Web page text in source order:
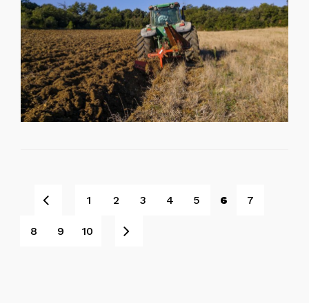
1 2 3 4 5 6 7
8 9 10